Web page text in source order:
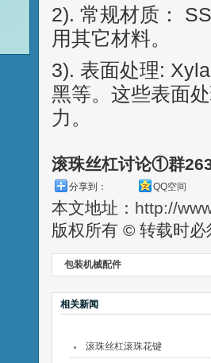
2). 常规材质：
用其它材料。
3). 表面处理:
黑等。这些表面
力。
滚珠丝杠讨论①群
分享到： QQ空间
本文地址： http://
版权所有 © 转载时
包装机械配件
相关新闻
滚珠丝杠滚珠花键